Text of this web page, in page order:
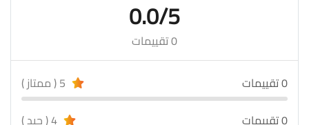
0.0/5
0 تقييمات
0 تقييمات
0 تقييمات